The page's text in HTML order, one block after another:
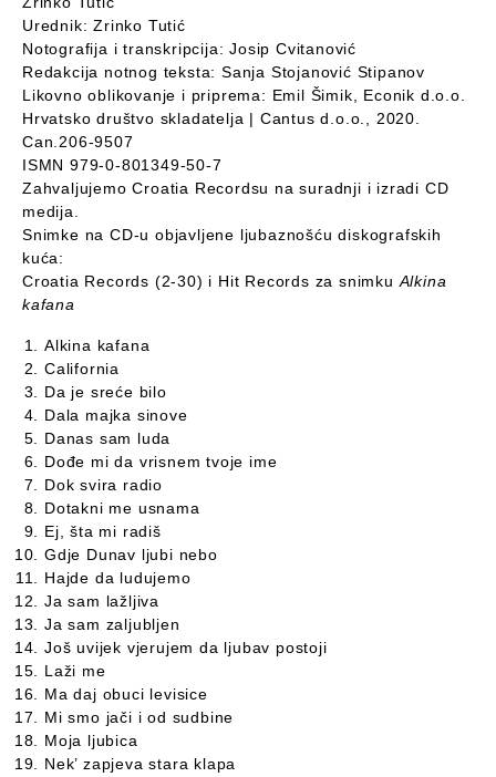
Urednik: Zrinko Tutić
Notografija i transkripcija: Josip Cvitanović
Redakcija notnog teksta: Sanja Stojanović Stipanov
Likovno oblikovanje i priprema: Emil Šimik, Econik d.o.o.
Hrvatsko društvo skladatelja | Cantus d.o.o., 2020.
Can.206-9507
ISMN 979-0-801349-50-7
Zahvaljujemo Croatia Recordsu na suradnji i izradi CD
medija.
Snimke na CD-u objavljene ljubaznošću diskografskih
kuća:
Croatia Records (2-30) i Hit Records za snimkuAlkina
kafana
Alkina kafana
California
Da je sreće bilo
Dala majka sinove
Danas sam luda
Dođe mi da vrisnem tvoje ime
Dok svira radio
Dotakni me usnama
Ej, šta mi radiš
Gdje Dunav ljubi nebo
Hajde da ludujemo
Ja sam lažljiva
Ja sam zaljubljen
Još uvijek vjerujem da ljubav postoji
Laži me
Ma daj obuci levisice
Mi smo jači i od sudbine
Moja ljubica
Nek’ zapjeva stara klapa